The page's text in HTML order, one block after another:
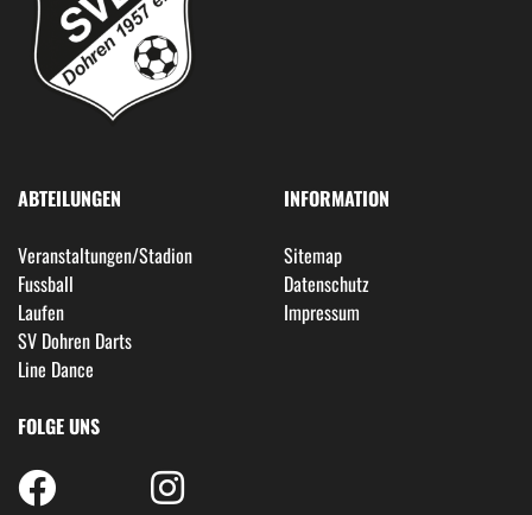
ABTEILUNGEN
Veranstaltungen/Stadion
Fussball
Laufen
SV Dohren Darts
Line Dance
INFORMATION
Sitemap
Datenschutz
Impressum
FOLGE UNS